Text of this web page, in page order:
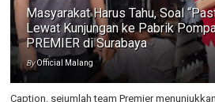
Masyarakat Harus Tahu, Soal
Lewat Kunjungan ke Pabrik
PREMIER di Surabaya
ByOfficial Malang
Caption. sejumlah team Premier